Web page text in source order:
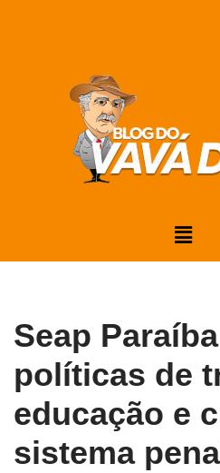
Seap
políticas de
educação e
sistema